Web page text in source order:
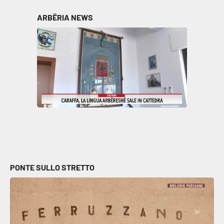
Leggendo Alvaro insieme
Imprese Di Calabria
Le perfidie di Antonella Grippo
LaC TV
LaC Network
ARBËRIA NEWS
PONTE SULLO STRETTO